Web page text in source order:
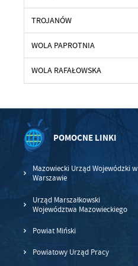
TROJANÓW
WOLA PAPROTNIA
WOLA RAFAŁOWSKA
POMOCNE LINKI
Mazowiecki Urząd Wojewódzki w
Warszawie
Urząd Marszałkowski
Województwa Mazowieckiego
Powiat Miński
Powiatowy Urząd Pracy